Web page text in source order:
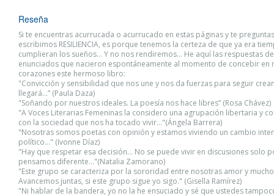
Reseña
Si te encuentras acurrucada o acurrucado en estas páginas y te
escribimos RESILIENCIA, es porque tenemos la certeza de que ya era
cumplieran los sueños… Y no nos rendiremos… He aquí las respuestas
enunciados que nacieron espontáneamente al momento de concebir en
corazones este hermoso libro:
"Convicción y sensibilidad que nos une y nos da fuerzas para seguir
llegará...” (Paula Daza)
"Soñando por nuestros ideales. La poesía nos hace libres” (Rosa Chávez)
"A Voces Literarias Femeninas la considero una agrupación libertaria y
con la sociedad que nos ha tocado vivir..."(Ángela Barrera)
"Nosotras somos poetas con opinión y estamos viviendo un cambio
político..." (Ivonne Díaz)
"Hay que respetar esa decisión… No se puede vivir en discusiones solo
pensamos diferente..."(Natalia Zamorano)
"Este grupo se caracteriza por la sororidad entre nosotras amor y
Avancemos juntas, si este grupo sigue yo sigo." (Gisella Ramírez)
"Ni hablar de la bandera, yo no la he ensuciado y sé que ustedes